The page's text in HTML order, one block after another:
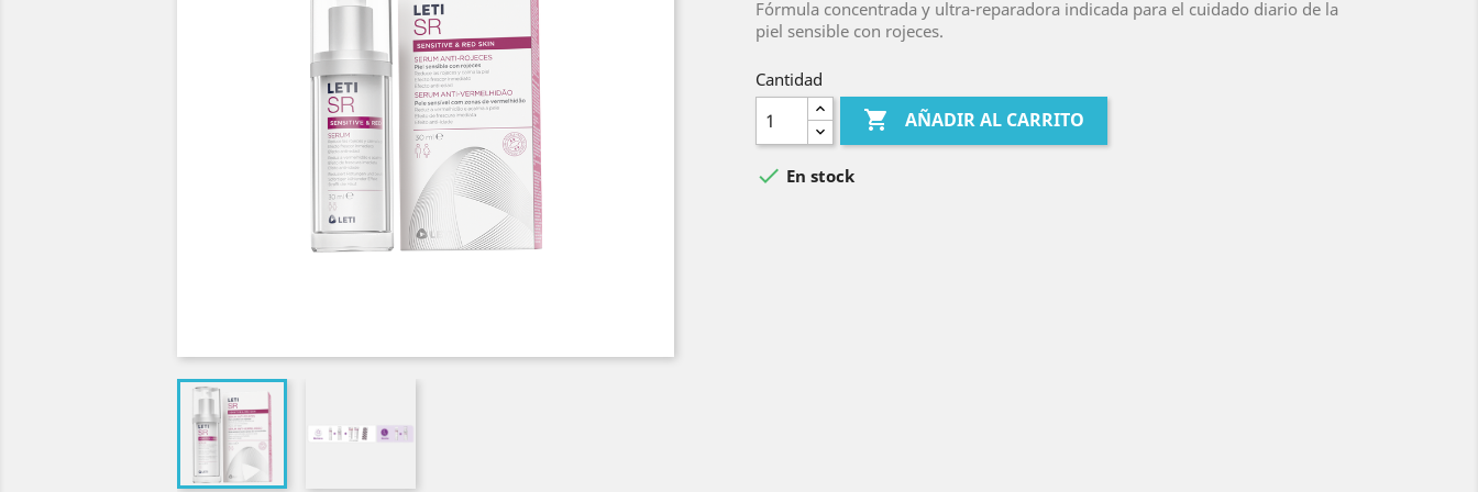
Fórmula concentrada y ultra-reparadora indicada para el cuidado diario de la
piel sensible con rojeces.
Cantidad
 AÑADIR AL CARRITO
 En stock